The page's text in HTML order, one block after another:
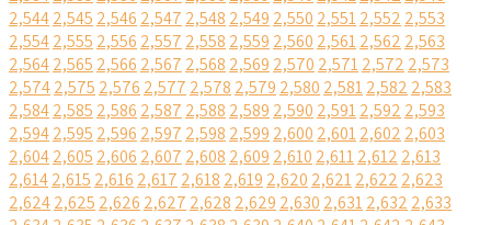
2,5442,545 2,546 2,547 2,548 2,549 2,550 2,5512,552 2,553
2,5542,555 2,556 2,557 2,558 2,559 2,560 2,5612,562 2,563
2,5642,565 2,566 2,567 2,568 2,569 2,570 2,5712,572 2,573
2,5742,575 2,576 2,577 2,578 2,579 2,580 2,5812,582 2,583
2,5842,585 2,586 2,587 2,588 2,589 2,590 2,5912,592 2,593
2,5942,595 2,596 2,597 2,598 2,599 2,600 2,6012,602 2,603
2,6042,605 2,606 2,607 2,608 2,609 2,610 2,6112,612 2,613
2,6142,615 2,616 2,617 2,618 2,619 2,620 2,6212,622 2,623
2,6242,625 2,626 2,627 2,628 2,629 2,630 2,6312,632 2,633